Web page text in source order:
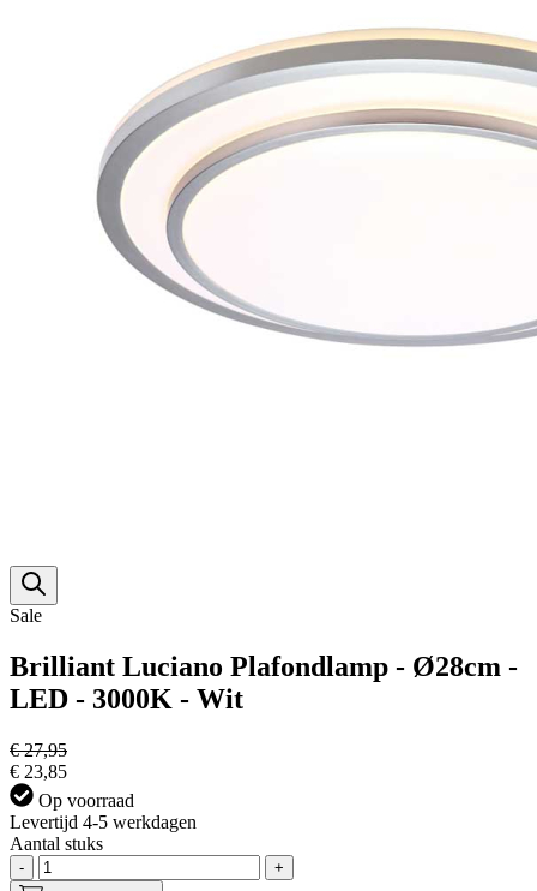
Sale
Brilliant Luciano Plafondlamp - Ø28cm -
LED - 3000K - Wit
€ 27,95
€ 23,85
Op voorraad
Levertijd 4-5 werkdagen
Aantal stuks
-
+